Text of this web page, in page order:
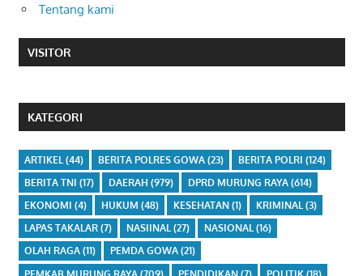
Tentang kami
VISITOR
KATEGORI
ARTIKEL (44) BERITA POLRES GOWA(23) BERITA POLRI (124)
BERITA TNI (17) DAERAH (979) DPRD MURUNG RAYA(614)
EKONOMI (4) HUKUM (48) KESEHATAN(1) KRIMINAL(3)
LAPAS TAKALAR(7) NASIINAL(27) NASIONAL(16)
OLAH RAGA(11) PEMDA GOWA(21)